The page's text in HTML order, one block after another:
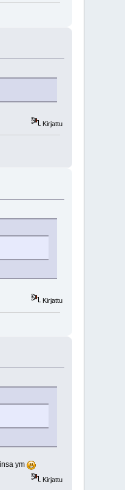
Kirjattu
Kirjattu
ym
Kirjattu